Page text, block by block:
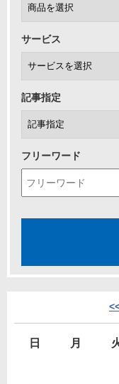
サービス
記事指定
フリーワード
日 月